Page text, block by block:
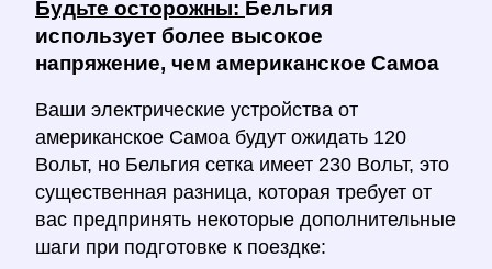
Будьте осторожны: Бельгия
использует более высокое
напряжение, чем американское Самоа
Ваши электрические устройства от
американское Самоа будут ожидать 120
Вольт, но Бельгия сетка имеет 230 Вольт, это
существенная разница, которая требует от
вас предпринять некоторые дополнительные
шаги при подготовке к поездке: